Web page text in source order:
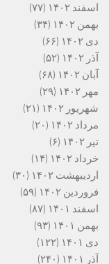
اسفند ۱۴۰۲
(۷۷)
بهمن ۱۴۰۲
(۳۴)
دی ۱۴۰۲
(۶۶)
آذر ۱۴۰۲
(۵۲)
آبان ۱۴۰۲
(۶۸)
مهر ۱۴۰۲
(۲۹)
شهریور ۱۴۰۲
(۲۱)
مرداد ۱۴۰۲
(۲۰)
تیر ۱۴۰۲
(۶)
خرداد ۱۴۰۲
(۱۴)
اردیبهشت ۱۴۰۲
(۳۰)
فروردین ۱۴۰۲
(۵۹)
اسفند ۱۴۰۱
(۸۷)
بهمن ۱۴۰۱
(۹۳)
دی ۱۴۰۱
(۱۲۲)
آذر ۱۴۰۱
(۲۴۰)